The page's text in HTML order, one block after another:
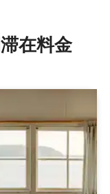
均評価
在料⁠金